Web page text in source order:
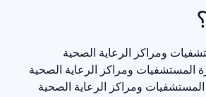
ومراكز الرعاية الصحية
ومراكز الرعاية الصحية
ومراكز الرعاية الصحية